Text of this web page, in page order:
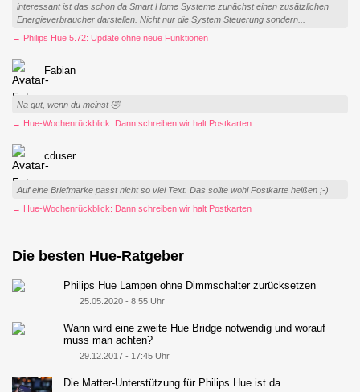
interessant ist das schon da Smart Home Systeme zunächst einen zusätzlichen
Energieverbraucher darstellen. Nicht nur die System Steuerung sondern...
→ Philips Hue 5.72: Update ohne neue Funktionen
Fabian
Na gut, wenn du meinst 🤣
→ Hue-Wochenrückblick: Dann schreiben wir halt Postkarten
cduser
Auf eine Briefmarke passt nicht so viel Text. Das sollte wohl Postkarte heißen ;-)
→ Hue-Wochenrückblick: Dann schreiben wir halt Postkarten
Die besten Hue-Ratgeber
Philips Hue Lampen ohne Dimmschalter zurücksetzen
25.05.2020 - 8:55 Uhr
Wann wird eine zweite Hue Bridge notwendig und worauf
muss man achten?
29.12.2017 - 17:45 Uhr
Die Matter-Unterstützung für Philips Hue ist da